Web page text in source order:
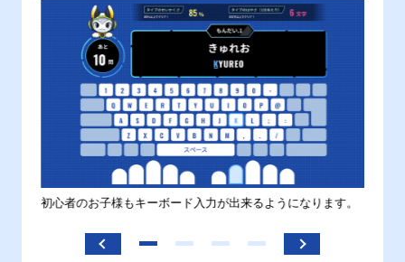
初心者のお子様もキーボード入力が出来るようになります。